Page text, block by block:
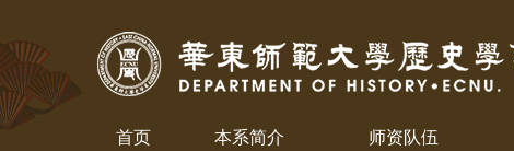
首页 本系简介 师资队伍